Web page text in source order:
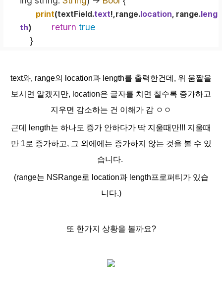
print(textField.text!,range.location, range.leng
th) return true
}
text와, range의 location과 length를 출력한건데, 위 움짤을
보시면 알겠지만, location은 글자를 치면 칠수록 증가하고
지우면 감소하는 건 이해가 감 ㅇㅇ
근데 length는 하나도 증가 안하다가 딱 지울때만!!! 지울때
만 1로 증가하고, 그 외에에는 증가하지 않는 것을 볼 수 있
습니다.
(range는 NSRange로 location과 length프로퍼티가 있습
니다.)
또 한가지 상황을 볼까요?